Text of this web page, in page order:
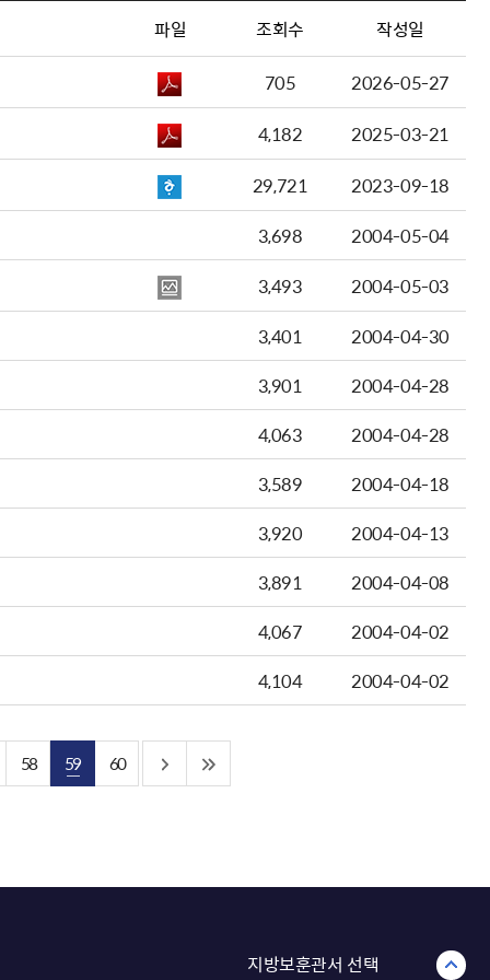
파일 조회수 작성일
705
2026-05-27
4,182
2025-03-21
29,721
2023-09-18
3,698
2004-05-04
3,493
2004-05-03
3,401
2004-04-30
3,901
2004-04-28
4,063
2004-04-28
3,589
2004-04-18
3,920
2004-04-13
3,891
2004-04-08
4,067
2004-04-02
4,104
2004-04-02
58 59 60
지방보훈관서 선택